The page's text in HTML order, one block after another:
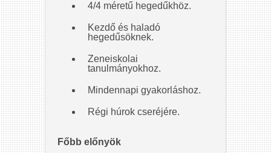
4/4 méretű hegedűkhöz.
Kezdő és haladó
hegedűsöknek.
Zeneiskolai
tanulmányokhoz.
Mindennapi gyakorláshoz.
Régi húrok cseréjére.
Főbb előnyök